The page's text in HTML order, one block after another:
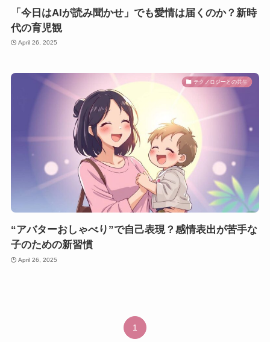
「今日はAIが読み聞かせ」でも愛情は届くのか？新時
代の育児観
April 26, 2025
テクノロジーとの共生
“アバターおしゃべり”で自己表現？感情表出が苦手な
子のための新習慣
April 26, 2025
1